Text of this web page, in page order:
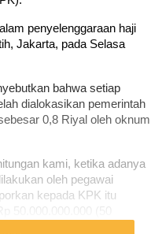
penyelenggaraan haji
Jakarta, pada Selasa
bahwa setiap
dialokasikan pemerintah
0,8 Riyal oleh oknum
kami, ketika adanya
oleh pegawai
kepada KPK itu